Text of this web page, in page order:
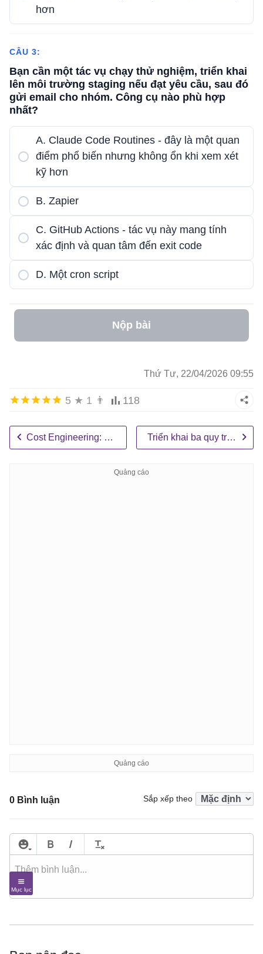
hơn
CÂU 3:
Bạn cần một tác vụ chạy thử nghiệm, triển khai
lên môi trường staging nếu đạt yêu cầu, sau đó
gửi email cho nhóm. Công cụ nào phù hợp
nhất?
A. Claude Code Routines - đây là một quan
điểm phổ biến nhưng không ổn khi xem xét
kỹ hơn
B. Zapier
C. GitHub Actions - tác vụ này mang tính
xác định và quan tâm đến exit code
D. Một cron script
Nộp bài
Thứ Tư, 22/04/2026 09:55
5 ★ 1 👨 118
Cost Engineering: Giữ chi phí dưới mức giới hạn hàng ngày Triển khai ba quy trình sản xuất thực tế
0 Bình luận Sắp xếp theo